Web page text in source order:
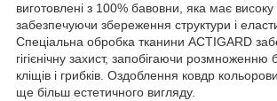
виготовлені з 100% бавовни, яка має високу
забезпечуючи збереження структури і
Спеціальна обробка тканини AСTIGARD
гігієнічну захист, запобігаючи розмноженню
кліщів і грибків. Оздоблення ковдр
ще більш естетичного вигляду.